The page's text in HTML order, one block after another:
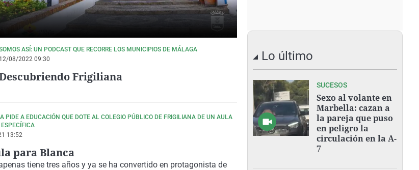
ASÍ: UN PODCAST QUE RECORRE LOS MUNICIPIOS DE MÁLAGA
12/08/2022 09:30
Frigiliana
PIDE A EDUCACIÓN QUE DOTE AL COLEGIO PÚBLICO DE FRIGILIANA DE UN AULA
ESPECÍFICA
13:52
para Blanca
tiene tres años y ya se ha convertido en protagonista de
Lo último
SUCESOS
Sexo al volante en
Marbella: cazan a
la pareja que puso
en peligro la
circulación en la A-
7